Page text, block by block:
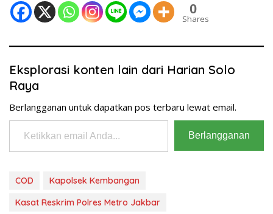
0
Shares
Eksplorasi konten lain dari Harian Solo
Raya
Berlangganan untuk dapatkan pos terbaru lewat email.
Ketikkan email Anda...
Berlangganan
COD
Kapolsek Kembangan
Kasat Reskrim Polres Metro Jakbar